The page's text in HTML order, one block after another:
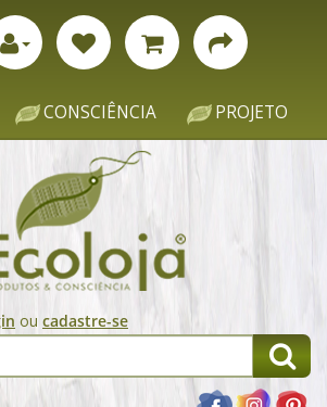
CONSCIÊNCIA PROJETO
ou cadastre-se